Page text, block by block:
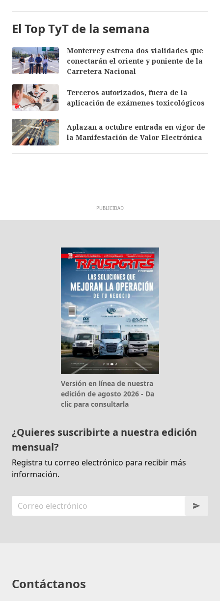
El Top TyT de la semana
Monterrey estrena dos vialidades que
conectarán el oriente y poniente de la
Carretera Nacional
Terceros autorizados, fuera de la
aplicación de exámenes toxicológicos
Aplazan a octubre entrada en vigor de
la Manifestación de Valor Electrónica
PUBLICIDAD
Versión en línea de nuestra
edición de agosto 2026 - Da
clic para consultarla
¿Quieres suscribirte a nuestra edición
mensual?
Registra tu correo electrónico para recibir más
información.
Contáctanos